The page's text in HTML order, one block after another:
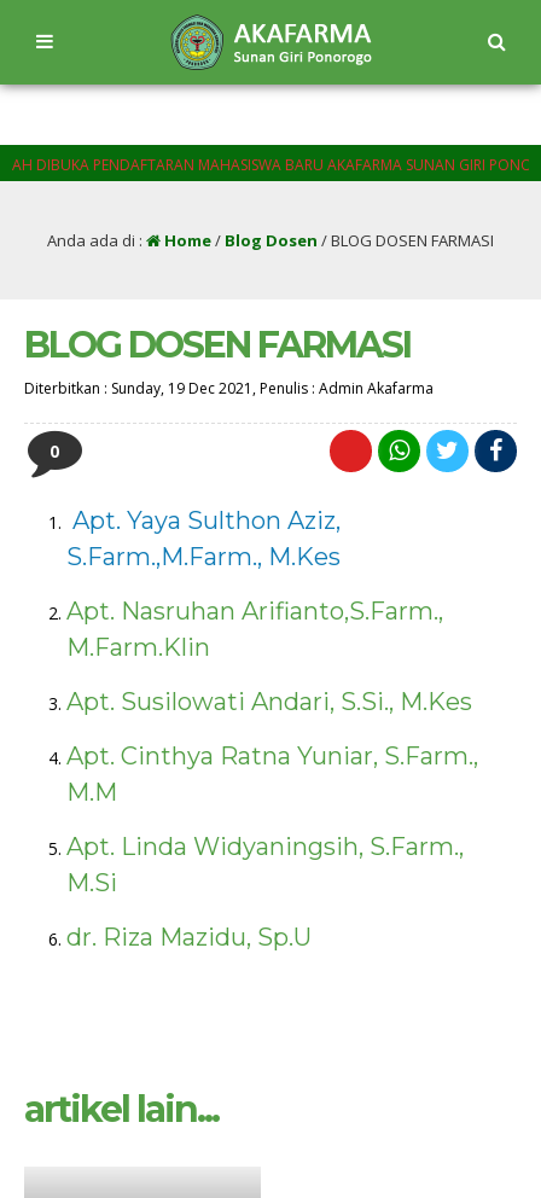
PENDAFTARAN MAHASISWA BARU AKAFARMA SUNAN GIRI
Anda ada di : Home/ Blog Dosen /BLOG DOSEN FARMASI
BLOG DOSEN FARMASI
Diterbitkan : Sunday, 19 Dec 2021 , Penulis : Admin Akafarma
0
Apt. Yaya Sulthon Aziz,
S.Farm.,M.Farm., M.Kes
Apt. Nasruhan Arifianto,S.Farm.,
M.Farm.Klin
Apt. Susilowati Andari, S.Si., M.Kes
Apt. Cinthya Ratna Yuniar, S.Farm.,
M.M
Apt. Linda Widyaningsih, S.Farm.,
M.Si
dr. Riza Mazidu, Sp.U
artikel lain...